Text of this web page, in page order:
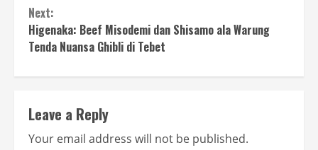
Next:
Higenaka: Beef Misodemi dan Shisamo ala Warung
Tenda Nuansa Ghibli di Tebet
Leave a Reply
Your email address will not be published.